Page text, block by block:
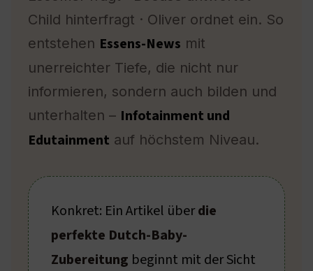
Child hinterfragt · Oliver ordnet ein. So
entstehen Essens-News mit
unerreichter Tiefe, die nicht nur
informieren, sondern auch bilden und
unterhalten – Infotainment und
Edutainment auf höchstem Niveau.
Konkret: Ein Artikel überdie
perfekte Dutch-Baby-
Zubereitung beginnt mit der Sicht